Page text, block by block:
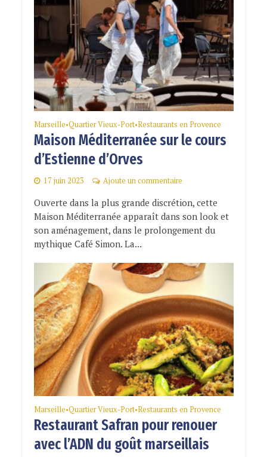
Marseille•Quartier Vieux-Port•Restaurants en Provence
Maison Méditerranée sur le cours
d’Estienne d’Orves
17 juin 2023 Ajoute un commentaire
Ouverte dans la plus grande discrétion, cette
Maison Méditerranée apparaît dans son look et
son aménagement, dans le prolongement du
mythique Café Simon. La...
Marseille•Quartier Vieux-Port•Restaurants en Provence
Restaurant Safran pour renouer
avec l’ADN du goût marseillais